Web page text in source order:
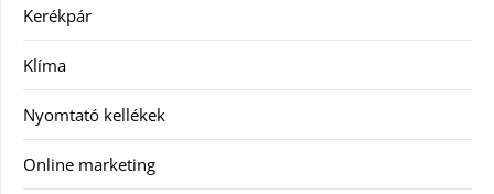
Kerékpár
Klíma
Nyomtató kellékek
Online marketing